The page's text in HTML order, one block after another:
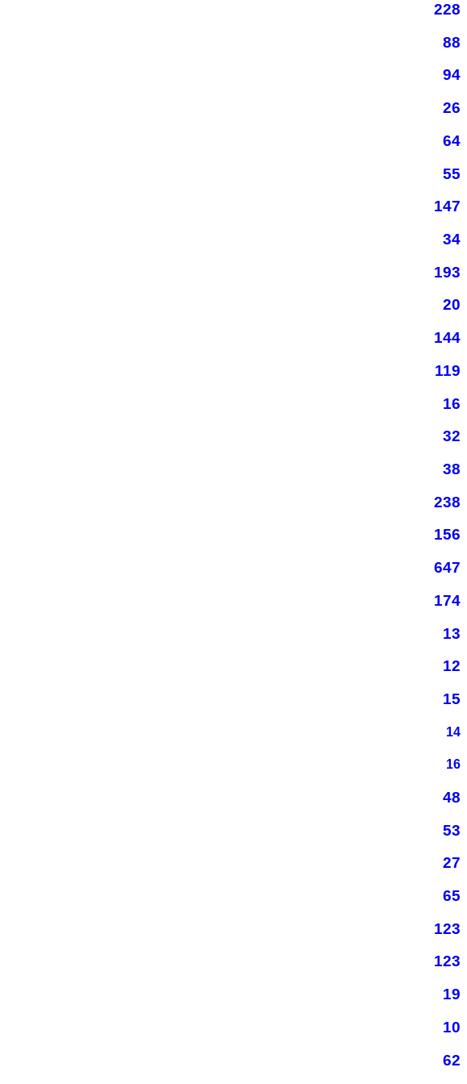
228
88
94
26
64
55
147
34
193
20
144
119
16
32
38
238
156
647
174
13
12
15
14
16
48
53
27
65
123
123
19
10
62